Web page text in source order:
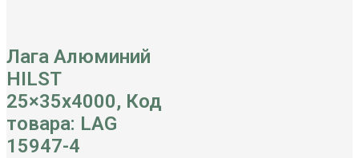
Лага Алюминий
HILST
25×35х4000, Код
товара: LAG
15947-4